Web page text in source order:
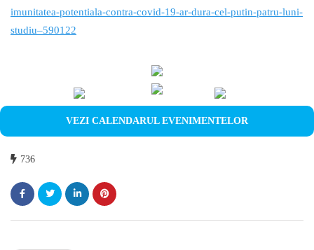
imunitatea-potentiala-contra-covid-19-ar-dura-cel-putin-patru-luni-
studiu–590122
VEZI CALENDARUL EVENIMENTELOR
736